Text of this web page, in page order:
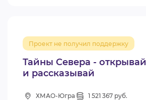
Тайны Севера -
и рассказывай
Проект не получил поддержку
ХМАО-Югра
1 521 367 руб.